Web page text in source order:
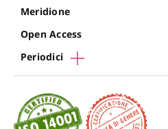
Meridione
Open Access
Periodici